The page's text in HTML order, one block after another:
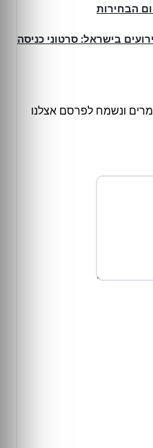
הבחירות
בישראל: סרטוני כניסה
ונשמח לפרסם אצלנו